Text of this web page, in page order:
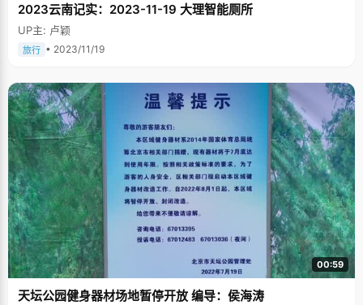
2023云南记实：2023-11-19 大理智能厕所
UP主: 卢颖
旅行 • 2023/11/19
00:59
天坛公园健身器材场地暂停开放 编导：侯海涛